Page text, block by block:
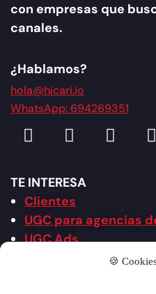
🍪
con empresas que
canales.
¿Hablamos?
hola@hicari.io
WhatsApp: 694269351
TE INTERESA
Clientes
UGC para agencias
UGC Ads
UGC 2.0 Creativo